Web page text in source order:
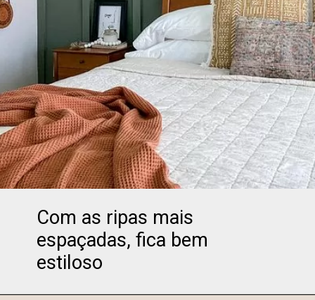
Com as ripas mais
espaçadas, fica bem
estiloso